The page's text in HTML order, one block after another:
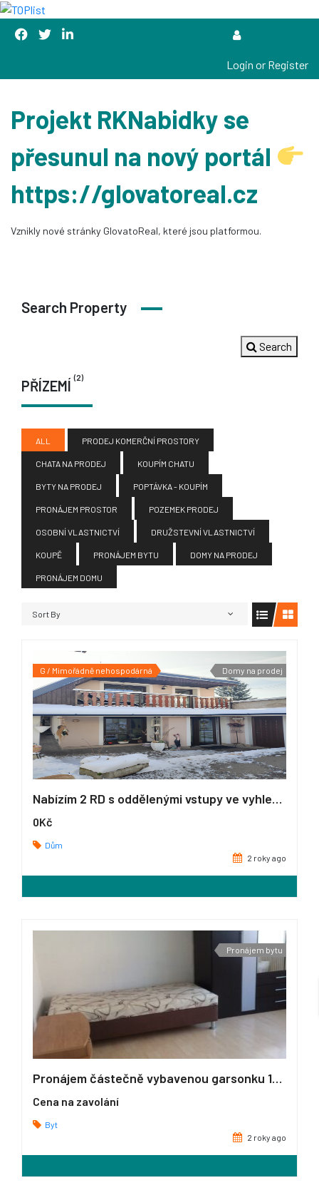
Login or Register
Projekt RKNabidky se
přesunul na nový portál
https://glovatoreal.cz
Vznikly nové stránky GlovatoReal, které jsou platformou.
Search Property
Search
PŘÍZEMÍ (2)
ALL PRODEJ KOMERČNÍ PROSTORY
CHATA NA PRODEJ KOUPÍM CHATU
BYTY NA PRODEJ POPTÁVKA - KOUPÍM
PRONÁJEM PROSTOR POZEMEK PRODEJ
OSOBNÍ VLASTNICTVÍ DRUŽSTEVNÍ VLASTNICTVÍ
KOUPĚ PRONÁJEM BYTU DOMY NA PRODEJ
PRONÁJEM DOMU
Sort By
G / Mimořádně nehospodárná Domy na prodej
Nabízím 2 RD s oddělenými vstupy ve vyhledávané lokalitě Hostivice
0Kč
Dům
2 roky ago
Pronájem bytu
Pronájem částečně vybavenou garsonku 1+kk o velikosti 26 m2, Kladno
Cena na zavolání
Byt
2 roky ago